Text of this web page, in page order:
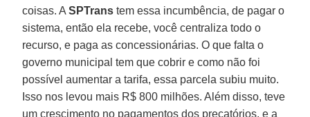
coisas. ASP­Trans tem essa incumbência, de pagar o
sistema, então ela recebe, você centrali­za todo o
recurso, e paga as concessio­nárias. O que falta o
governo munici­pal tem que cobrir e como não foi
possí­vel aumentar a tarifa, essa parcela subiu muito.
Isso nos levou mais R$ 800 mi­lhões. Além disso, teve
um crescimento no pagamentos dos precatórios, e a